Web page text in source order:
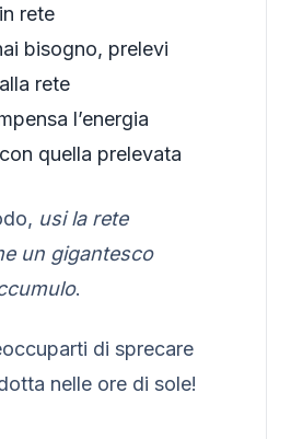
rete
bisogno, prelevi
rete
l’energia
quella prelevata
usi la rete
un gigantesco
.
di sprecare
nelle ore di sole!